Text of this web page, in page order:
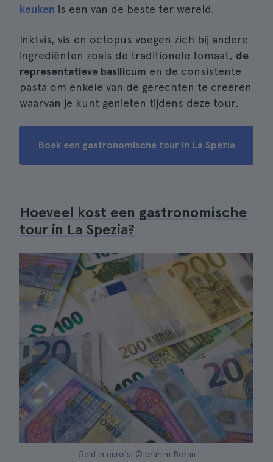
keuken is een van de beste ter wereld.
Inktvis, vis en octopus voegen zich bij andere
ingrediënten zoals de traditionele tomaat, de
representatieve basilicum en de consistente
pasta om enkele van de gerechten te creëren
waarvan je kunt genieten tijdens deze tour.
Boek een gastronomische tour in La Spezia
Hoeveel kost een gastronomische
tour in La Spezia?
Geld in euro's| ©Ibrahim Boran